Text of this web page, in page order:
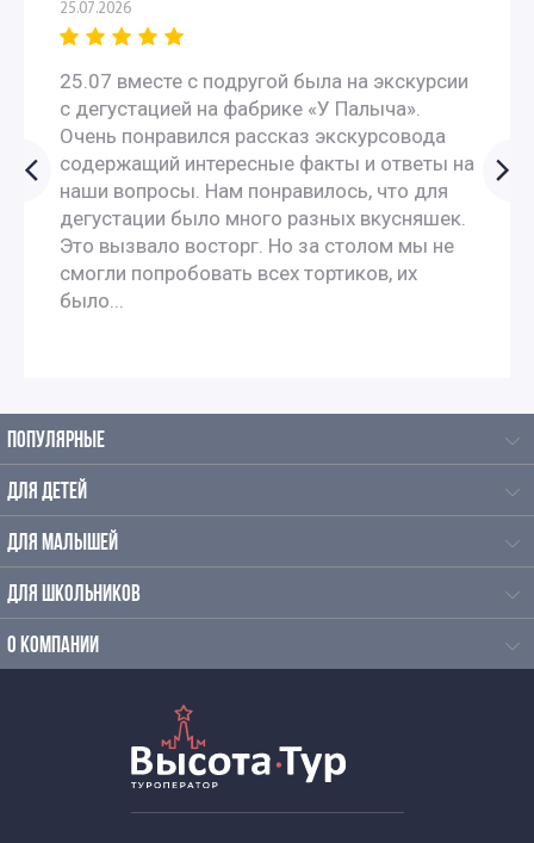
Экскурсии для школьников 4 класса
Автобусные экскурсии по Москве для школьников
Литературные экскурсии для школьников
Экскурсии для школьников начальных классов
Экскурсии для школьников по русскому языку и
литературе
Экскурсии для школьников средних классов
Экскурсии для школьников в усадьбы
Экскурсии выходного дня для школьников
25.07.2026
25.07 вместе с подругой была на экскурсии
с дегустацией на фабрике «У Палыча».
Очень понравился рассказ экскурсовода
содержащий интересные факты и ответы на
наши вопросы. Нам понравилось, что для
дегустации было много разных вкусняшек.
Это вызвало восторг. Но за столом мы не
смогли попробовать всех тортиков, их
было...
ПОПУЛЯРНЫЕ
ДЛЯ ДЕТЕЙ
ДЛЯ МАЛЫШЕЙ
ДЛЯ ШКОЛЬНИКОВ
О КОМПАНИИ